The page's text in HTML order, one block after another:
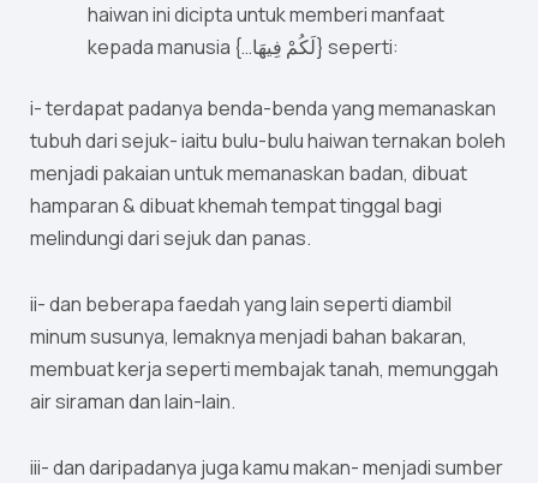
haiwan ini dicipta untuk memberi manfaat
kepada manusia {…لَكُمْ فِيهَا} seperti:
i- terdapat padanya benda-benda yang memanaskan
tubuh dari sejuk- iaitu bulu-bulu haiwan ternakan boleh
menjadi pakaian untuk memanaskan badan, dibuat
hamparan & dibuat khemah tempat tinggal bagi
melindungi dari sejuk dan panas.
ii- dan beberapa faedah yang lain seperti diambil
minum susunya, lemaknya menjadi bahan bakaran,
membuat kerja seperti membajak tanah, memunggah
air siraman dan lain-lain.
iii- dan daripadanya juga kamu makan- menjadi sumber